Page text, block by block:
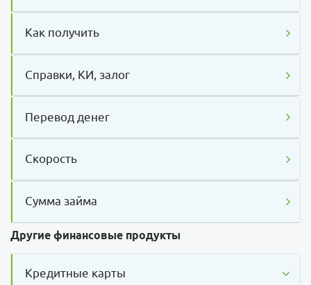
Как получить
Справки, КИ, залог
Перевод денег
Скорость
Сумма займа
Другие финансовые продукты
Кредитные карты